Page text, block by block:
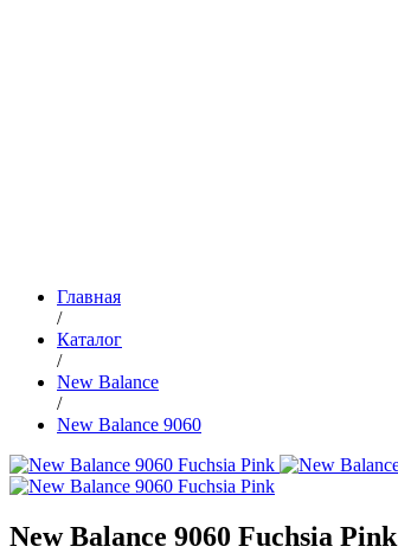
Главная
/
Каталог
/
New Balance
/
New Balance 9060
New Balance 9060 Fuchsia Pink